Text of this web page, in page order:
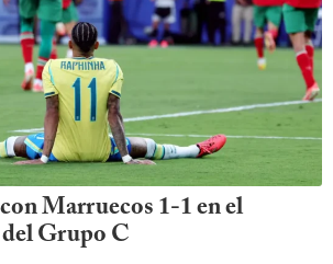
Marruecos 1-1 en el
Grupo C